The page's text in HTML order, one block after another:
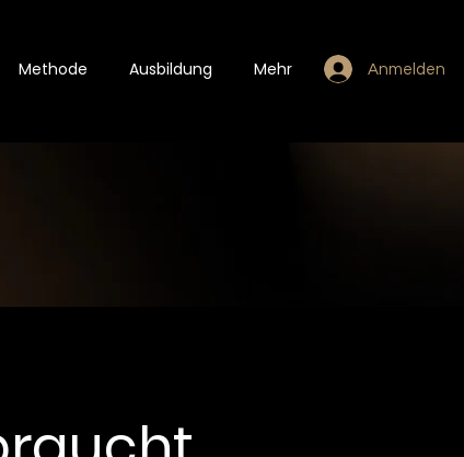
Methode Ausbildung Mehr Anmelden